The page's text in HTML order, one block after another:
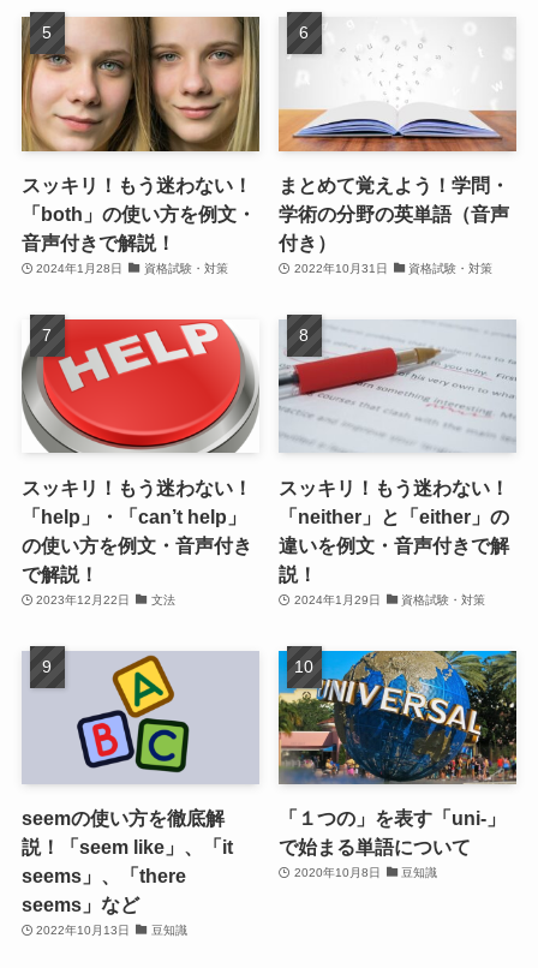
スッキリ！もう迷わない！
「both」の使い方を例文・
音声付きで解説！
2024年1月28日 資格試験・対策
まとめて覚えよう！学問・
学術の分野の英単語（音声
付き）
2022年10月31日 資格試験・対策
スッキリ！もう迷わない！
「help」・「can’t help」
の使い方を例文・音声付き
で解説！
2023年12月22日 文法
スッキリ！もう迷わない！
「neither」と「either」の
違いを例文・音声付きで解
説！
2024年1月29日 資格試験・対策
seemの使い方を徹底解
説！「seem like」、「it
seems」、「there
seems」など
2022年10月13日 豆知識
「１つの」を表す「uni-」
で始まる単語について
2020年10月8日 豆知識